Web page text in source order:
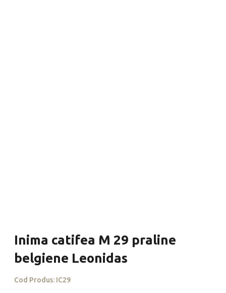
Inima catifea M 29 praline
belgiene Leonidas
Cod Produs: IC29